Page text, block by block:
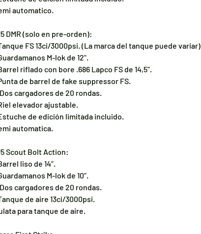
automatico.
DMR (solo en pre-orden):
FS 13ci/3000psi. (La marca del tanque puede variar)
M-lok de 12".
riflado con bore .686 Lapco FS de 14,5".
de barrel de fake suppressor FS.
cargadores de 20 rondas.
elevador ajustable.
de edición limitada incluido.
automatica.
Scout Bolt Action:
liso de 14”.
M-lok de 10”.
cargadores de 20 rondas.
de aire 13ci/3000psi.
para tanque de aire.